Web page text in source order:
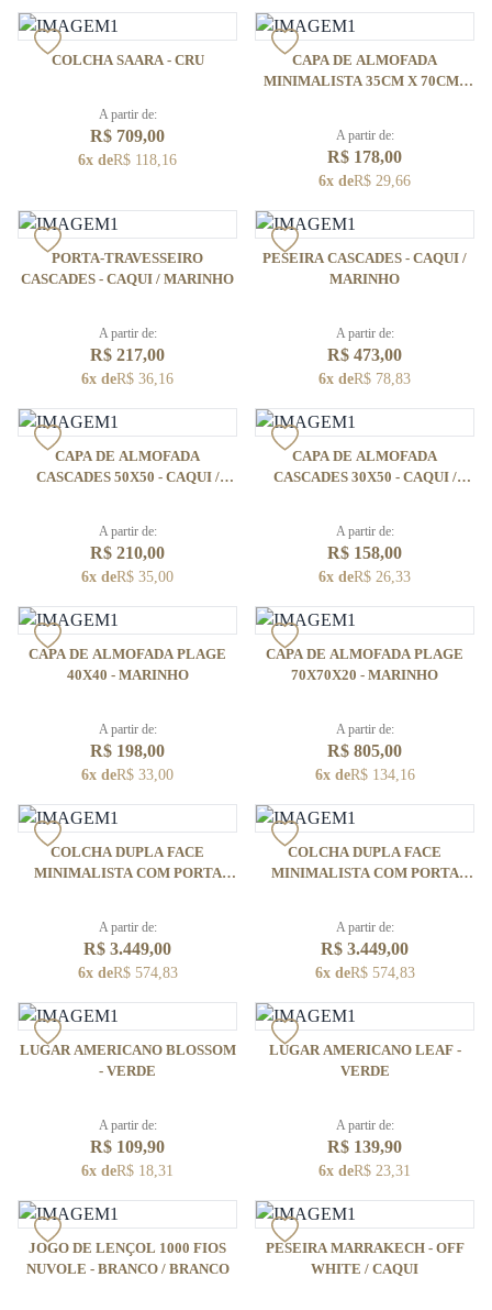
COLCHA SAARA - CRU
A partir de:
R$ 709,00
6x deR$ 118,16
CAPA DE ALMOFADA
MINIMALISTA 35CM X 70CM -
A partir de:
R$ 178,00
6x deR$ 29,66
PORTA-TRAVESSEIRO
CASCADES - CAQUI / MARINHO
A partir de:
R$ 217,00
6x deR$ 36,16
PESEIRA CASCADES - CAQUI /
MARINHO
A partir de:
R$ 473,00
6x deR$ 78,83
CAPA DE ALMOFADA
CASCADES 50X50 - CAQUI /
A partir de:
R$ 210,00
6x deR$ 35,00
CAPA DE ALMOFADA
CASCADES 30X50 - CAQUI /
A partir de:
R$ 158,00
6x deR$ 26,33
CAPA DE ALMOFADA PLAGE
40X40 - MARINHO
A partir de:
R$ 198,00
6x deR$ 33,00
CAPA DE ALMOFADA PLAGE
70X70X20 - MARINHO
A partir de:
R$ 805,00
6x deR$ 134,16
COLCHA DUPLA FACE
MINIMALISTA COM PORTA
A partir de:
R$ 3.449,00
6x deR$ 574,83
COLCHA DUPLA FACE
MINIMALISTA COM PORTA
A partir de:
R$ 3.449,00
6x deR$ 574,83
LUGAR AMERICANO BLOSSOM
- VERDE
A partir de:
R$ 109,90
6x deR$ 18,31
LUGAR AMERICANO LEAF -
VERDE
A partir de:
R$ 139,90
6x deR$ 23,31
JOGO DE LENÇOL 1000 FIOS
NUVOLE - BRANCO / BRANCO
PESEIRA MARRAKECH - OFF
WHITE / CAQUI